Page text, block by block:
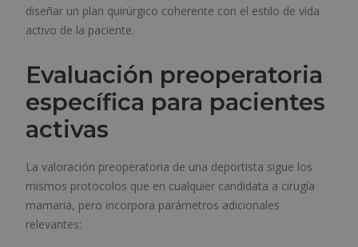
diseñar un plan quirúrgico coherente con el estilo de vida
activo de la paciente.
Evaluación preoperatoria
específica para pacientes
activas
La valoración preoperatoria de una deportista sigue los
mismos protocolos que en cualquier candidata a cirugía
mamaria, pero incorpora parámetros adicionales
relevantes: